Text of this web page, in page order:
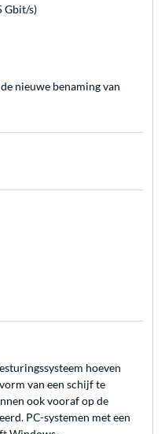
Gbit/s)
nieuwe benaming van
hoeven
van een schijf te
ook vooraf op de
PC-systemen met een